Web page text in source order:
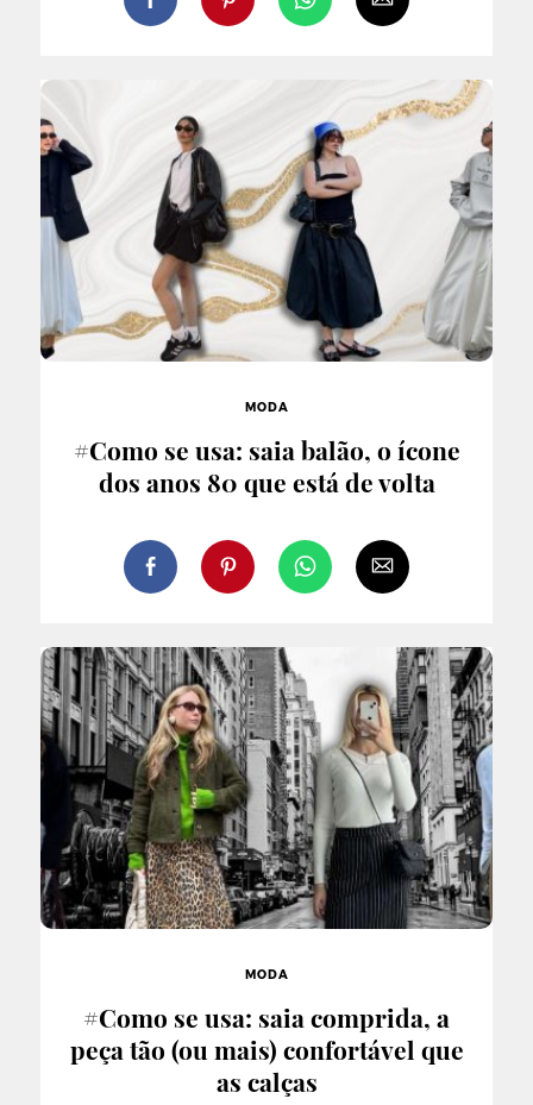
MODA
#Como se usa: saia balão, o ícone
dos anos 80 que está de volta
MODA
#Como se usa: saia comprida, a
peça tão (ou mais) confortável que
as calças